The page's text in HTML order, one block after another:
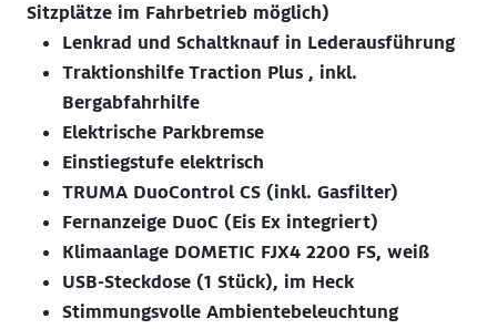
Sitzplätze im Fahrbetrieb möglich)
Lenkrad und Schaltknauf in Lederausführung
Traktionshilfe Traction Plus , inkl.
Bergabfahrhilfe
Elektrische Parkbremse
Einstiegstufe elektrisch
TRUMA DuoControl CS (inkl. Gasfilter)
Fernanzeige DuoC (Eis Ex integriert)
Klimaanlage DOMETIC FJX4 2200 FS, weiß
USB-Steckdose (1 Stück), im Heck
Stimmungsvolle Ambientebeleuchtung